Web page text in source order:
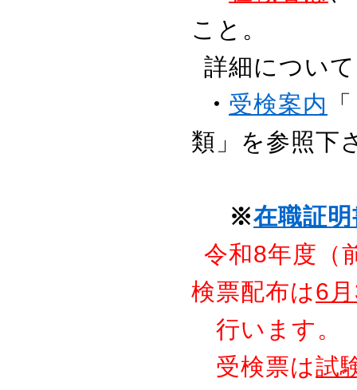
こと。
詳細につい
・ 受検案内
類」を参照下
※在職証
令和8年度（
検票配布は6
行います。
受検票は試